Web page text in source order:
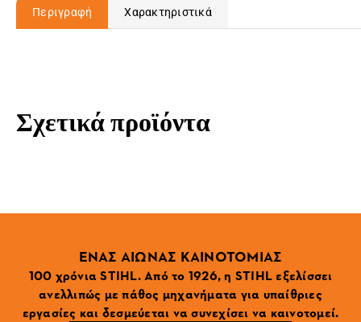
Περιγραφή Χαρακτηριστικά
Σχετικά προϊόντα
ΕΝΑΣ ΑΙΩΝΑΣ ΚΑΙΝΟΤΟΜΙΑΣ
100 χρόνια STIHL. Από το 1926, η STIHL εξελίσσει
ανελλιπώς με πάθος μηχανήματα για υπαίθριες
εργασίες και δεσμεύεται να συνεχίσει να καινοτομεί.